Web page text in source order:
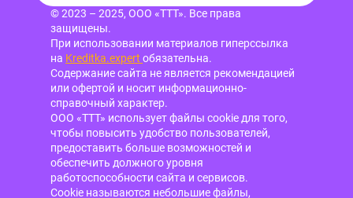
© 2023 – 2025, ООО «ТТТ». Все права
защищены.
При использовании материалов гиперссылка
на Kreditka.expert обязательна.
Содержание сайта не является рекомендацией
или офертой и носит информационно-
справочный характер.
ООО «ТТТ» использует файлы cookie для того,
чтобы повысить удобство пользователей,
предоставить больше возможностей и
обеспечить должного уровня
работоспособности сайта и сервисов.
Cookie называются небольшие файлы,